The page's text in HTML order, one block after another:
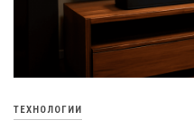
ТЕХНОЛОГИИ